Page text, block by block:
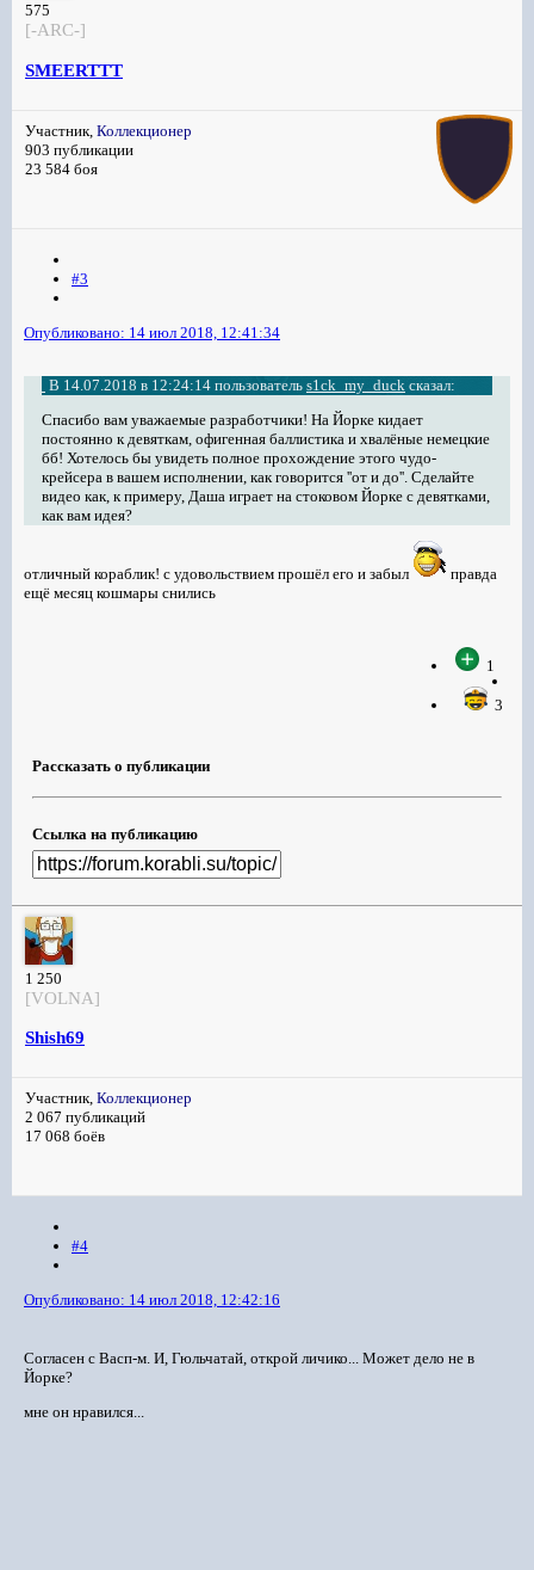
575
[-ARC-]
SMEERTTT
Участник, Коллекционер
903 публикации
23 584 боя
#3
Опубликовано: 14 июл 2018, 12:41:34
В 14.07.2018 в 12:24:14 пользователь s1ck_my_duck сказал:
Спасибо вам уважаемые разработчики! На Йорке кидает
постоянно к девяткам, офигенная баллистика и хвалёные немецкие
бб! Хотелось бы увидеть полное прохождение этого чудо-
крейсера в вашем исполнении, как говорится ''от и до''. Сделайте
видео как, к примеру, Даша играет на стоковом Йорке с девятками,
как вам идея?
отличный кораблик! с удовольствием прошёл его и забыл
правда
ещё месяц кошмары снились
1
3
Рассказать о публикации
Ссылка на публикацию
1 250
[VOLNA]
Shish69
Участник, Коллекционер
2 067 публикаций
17 068 боёв
#4
Опубликовано: 14 июл 2018, 12:42:16
Согласен с Васп-м. И, Гюльчатай, открой личико... Может дело не в
Йорке?
мне он нравился...